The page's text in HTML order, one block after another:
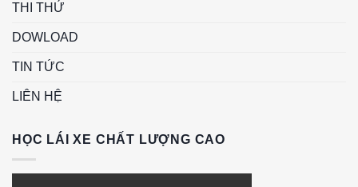
THI THỬ
DOWLOAD
TIN TỨC
LIÊN HỆ
HỌC LÁI XE CHẤT LƯỢNG CAO